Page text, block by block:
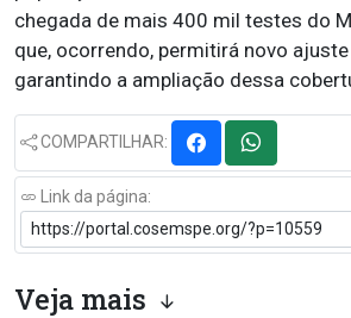
chegada de mais 400 mil testes do
que, ocorrendo, permitirá novo
garantindo a ampliação dessa
COMPARTILHAR:
Link da página:
Veja mais